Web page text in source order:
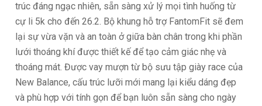
trúc đáng ngạc nhiên, sẵn sàng xử lý mọi tình huống từ
cự li 5k cho đến 26.2. Bộ khung hỗ trợ FantomFit sẽ đem
lại sự vừa vặn và an toàn ở giữa bàn chân trong khi phần
lưới thoáng khí được thiết kế để tạo cảm giác nhẹ và
thoáng mát. Được vay mượn từ bộ sưu tập giày race của
New Balance, cấu trúc lưỡi mới mang lại kiểu dáng đẹp
và phù hợp với tính gọn để bạn luôn sẵn sàng cho ngày